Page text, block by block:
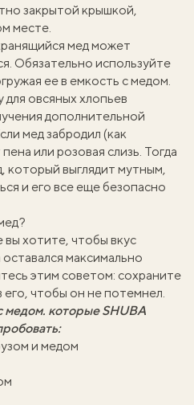
закрытой крышкой,
месте.
мед может
Обязательно используйте
ее в емкость с медом.
овсяных хлопьев
дополнительной
мед забродил (как
или розовая слизь. Тогда
который выглядит мутным,
и его все еще безопасно
хотите, чтобы вкус
максимально
этим советом: сохраните
его, чтобы он не потемнел.
медом. которые SHUBA
и медом